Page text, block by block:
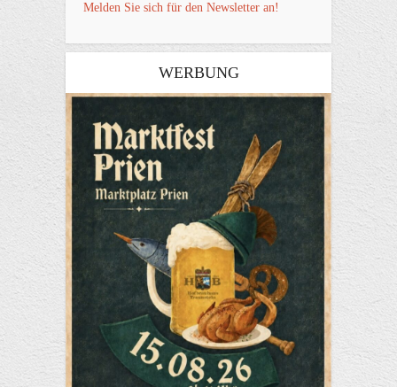
Melden Sie sich für den Newsletter an!
WERBUNG